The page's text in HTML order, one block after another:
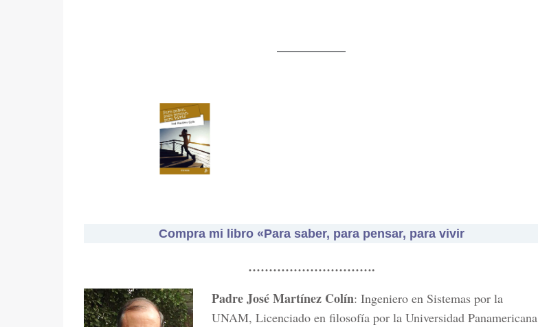
Compra mi libro «Para saber, para pensar, para vivir
………………………….
Padre José Martínez Colín: Ingeniero en Sistemas por la
UNAM, Licenciado en filosofía por la Universidad Panamericana